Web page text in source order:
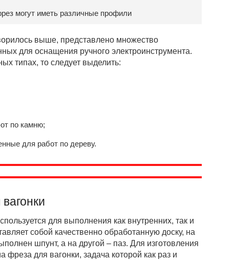
могут иметь различные профили
выше, представлено множество
для оснащения ручного электроинструмента.
типах, то следует выделить:
по камню;
для работ по дереву.
для выполнения как внутренних, так и
собой качественно обработанную доску, на
шпунт, а на другой – паз. Для изготовления
фреза для вагонки, задача которой как раз и